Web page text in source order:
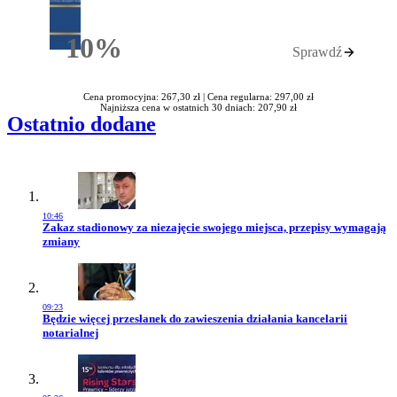
10%Rabatu Sprawdź
Cena promocyjna: 267,30 zł | Cena regularna: 297,00 zł
Najniższa cena w ostatnich 30 dniach: 207,90 zł
Ostatnio dodane
10:46
Przejdź do artykułu:
Zakaz stadionowy za niezajęcie swojego miejsca, przepisy wymagają
zmiany
09:23
Przejdź do artykułu:
Będzie więcej przesłanek do zawieszenia działania kancelarii
notarialnej